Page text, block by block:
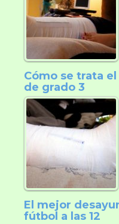
Cómo se trata
de grado 3
El mejor
fútbol a las 12